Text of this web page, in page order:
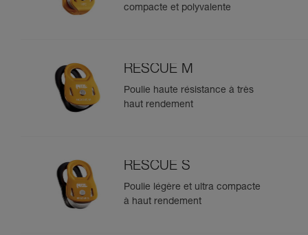
compacte et polyvalente
RESCUE M
Poulie haute résistance à très
haut rendement
RESCUE S
Poulie légère et ultra compacte
à haut rendement